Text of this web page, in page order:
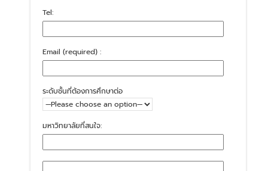
Tel:
Email (required) :
ระดับชั้นที่ต้องการศึกษาต่อ
มหาวิทยาลัยที่สนใจ: